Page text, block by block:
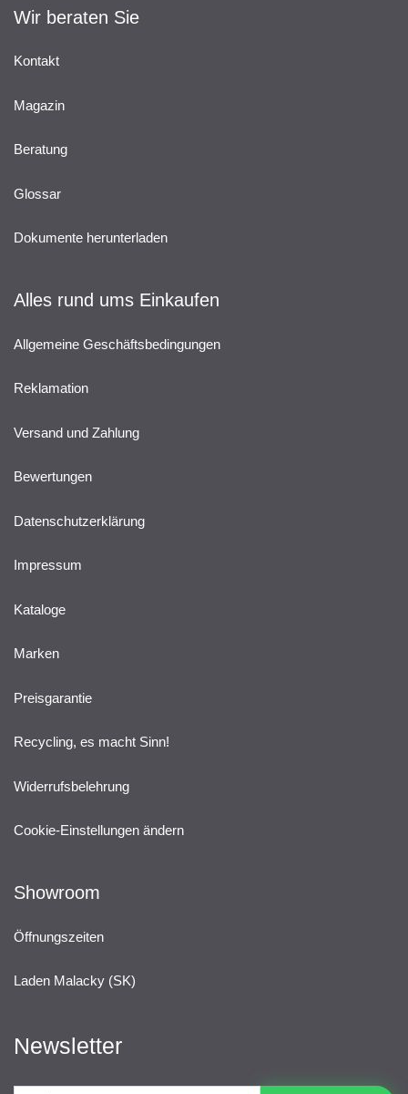
Wir beraten Sie
Kontakt
Magazin
Beratung
Glossar
Dokumente herunterladen
Alles rund ums Einkaufen
Allgemeine Geschäftsbedingungen
Reklamation
Versand und Zahlung
Bewertungen
Datenschutzerklärung
Impressum
Kataloge
Marken
Preisgarantie
Recycling, es macht Sinn!
Widerrufsbelehrung
Cookie-Einstellungen ändern
Showroom
Öffnungszeiten
Laden Malacky (SK)
Newsletter